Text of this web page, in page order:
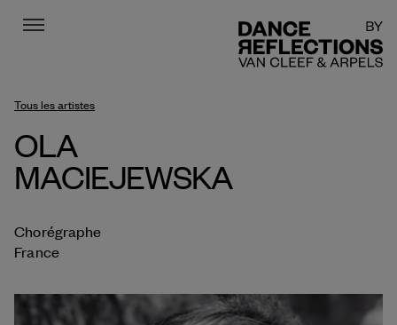
Menu
Tous les artistes
OLA
MACIEJEWSKA
Chorégraphe
France